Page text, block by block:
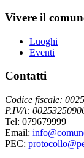
Vivere il
Luoghi
Eventi
Contatti
Codice fiscale:
P.IVA:
Tel: 079679999
Email:
PEC: